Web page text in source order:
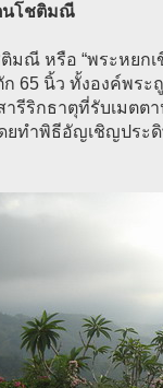
นโชติมณี
มณี หรือ “พระหยกเ
65 นิ้ว ทั้งองค์พระ
ารีริกธาตุที่รับเมต
ยทำพิธีอัญเชิญประ